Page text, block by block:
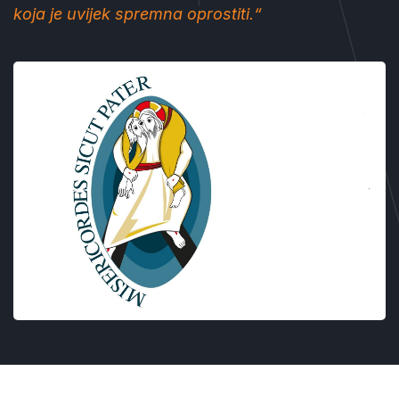
koja je uvijek spremna oprostiti.“